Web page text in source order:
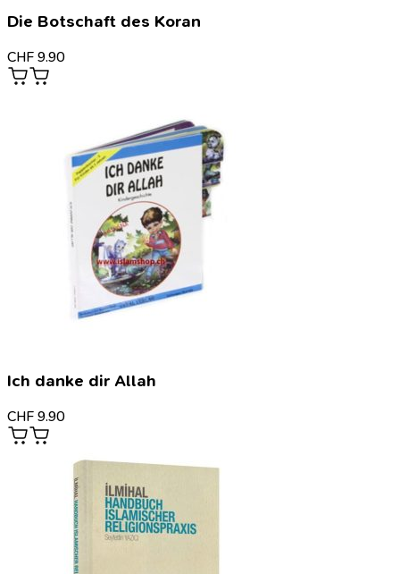
Die Botschaft des Koran
CHF 9.90
Ich danke dir Allah
CHF 9.90